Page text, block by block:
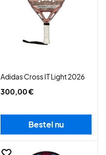
Adidas Cross IT Light 2026
300,00 €
Bestel nu